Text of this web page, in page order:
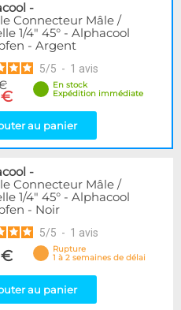
-
Connecteur Mâle /
1/4" 45° - Alphacool
- Argent
5/5 - 1 avis
€
En stock
Expédition immédiate
au panier
-
Connecteur Mâle /
1/4" 45° - Alphacool
- Noir
5/5 - 1 avis
€
Rupture
1 à 2 semaines de délai
au panier